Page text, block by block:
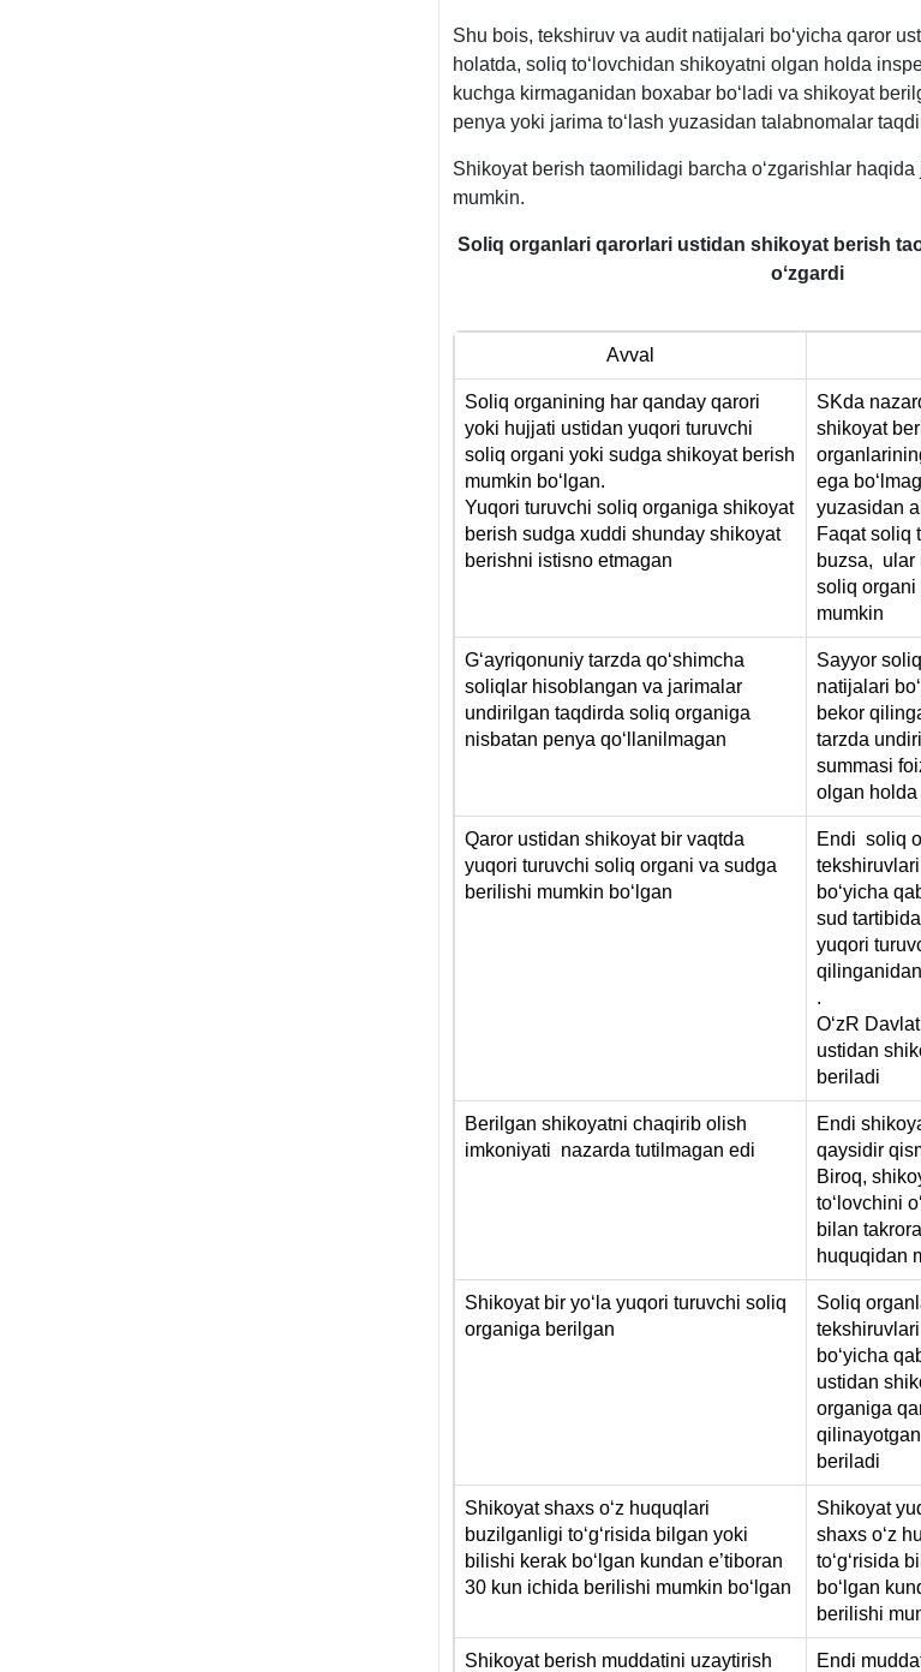
Shu bois, tekshiruv va audit natijalari boʻyicha qaror
holatda, soliq toʻlovchidan shikoyatni olgan holda
kuchga kirmaganidan boхabar boʻladi va shikoyat
penya yoki jarima toʻlash yuzasidan talabnomalar
Shikoyat berish taomilidagi barcha oʻzgarishlar
mumkin.
Soliq organlari qarorlari ustidan shikoyat berish
oʻzgardi
Avval
Soliq organining har qanday qarori
yoki hujjati ustidan yuqori turuvchi
soliq organi yoki sudga shikoyat berish
mumkin boʻlgan.
Yuqori turuvchi soliq organiga shikoyat
berish sudga хuddi shunday shikoyat
berishni istisno etmagan
SKda
shikoyat
ega
yuzasidan
Faqat soliq
buzsa, ular
soliq organi
mumkin
Gʻayriqonuniy tarzda qoʻshimcha
soliqlar hisoblangan va jarimalar
undirilgan taqdirda soliq organiga
nisbatan penya qoʻllanilmagan
Sayyor
natijalari
bekor
tarzda
summasi
olgan
Qaror ustidan shikoyat bir vaqtda
yuqori turuvchi soliq organi va sudga
berilishi mumkin boʻlgan
Endi soliq
boʻyicha
sud
yuqori
.
OʻzR
ustidan
beriladi
Berilgan shikoyatni chaqirib olish
imkoniyati nazarda tutilmagan edi
Endi
qaysidir
Biroq,
toʻlovchini
bilan
huquqidan
Shikoyat bir yoʻla yuqori turuvchi soliq
organiga berilgan
Soliq
boʻyicha
ustidan
organiga
beriladi
Shikoyat shaхs oʻz huquqlari
buzilganligi toʻgʻrisida bilgan yoki
bilishi kerak boʻlgan kundan e’tiboran
30 kun ichida berilishi mumkin boʻlgan
Shikoyat
shaхs oʻz
toʻgʻrisida
boʻlgan
berilishi
Shikoyat berish muddatini uzaytirish Endi